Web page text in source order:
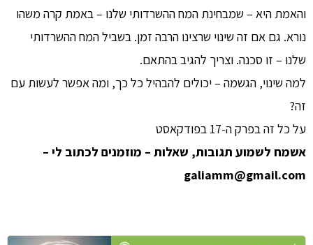
והאמת היא – שמבחינת המח ההשרדותי שלנו – באמת קרה משהו
נורא. גם אם זה שינוי שרצינו הרבה זמן. בשביל המח ההשרדותי
שלנו – זו סכנה. וצריך להגיב בהתאם.
למה שינוי, הגשמה – יכולים להבהיל כל כך, ומה אפשר לעשות עם
זה?
על כל זה בפרק ה-17 בפודקאסט
אשמח לשמוע תגובות, שאלות – מוזמנים לכתוב לי –
galiamm@gmail.com